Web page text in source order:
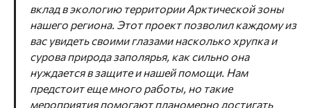
вклад в экологию территории Арктической зоны
нашего региона. Этот проект позволил каждому из
вас увидеть своими глазами насколько хрупка и
сурова природа заполярья, как сильно она
нуждается в защите и нашей помощи. Нам
предстоит еще много работы, но такие
мероприятия помогают планомерно достигать